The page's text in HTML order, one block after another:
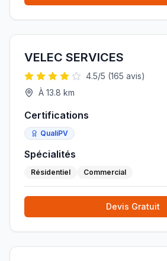
VELEC SERVICES
4.5/5 (165 avis)
À 13.8 km
Certifications
QualiPV
Spécialités
Résidentiel Commercial
Devis Gratuit